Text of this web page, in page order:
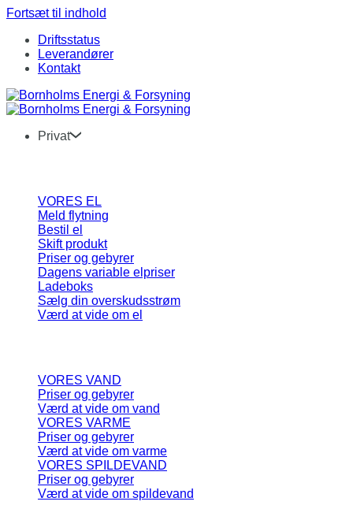
Fortsæt til indhold
Driftsstatus
Leverandører
Kontakt
Privat
VORES EL
Meld flytning
Bestil el
Skift produkt
Priser og gebyrer
Dagens variable elpriser
Ladeboks
Sælg din overskudsstrøm
Værd at vide om el
VORES VAND
Priser og gebyrer
Værd at vide om vand
VORES VARME
Priser og gebyrer
Værd at vide om varme
VORES SPILDEVAND
Priser og gebyrer
Værd at vide om spildevand